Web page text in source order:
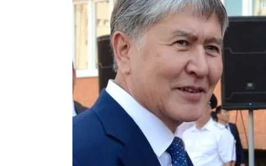
Латын арибиндеги
тарыхы жана редакторлору...
“КАРА КЕМПИР”:
Кыргызстандагы эң ири
Royal Central Park'ка 30 миң
Фестиваль Symphony of
тысяч гостей
Жыргалбек КАСАБОЛОТОВ:
тегерек столго атка
болмок”